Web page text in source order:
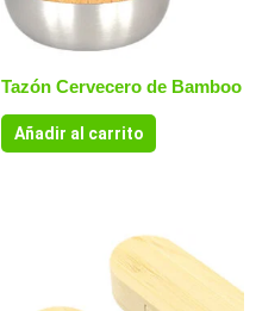
Tazón Cervecero de Bamboo
Añadir al carrito